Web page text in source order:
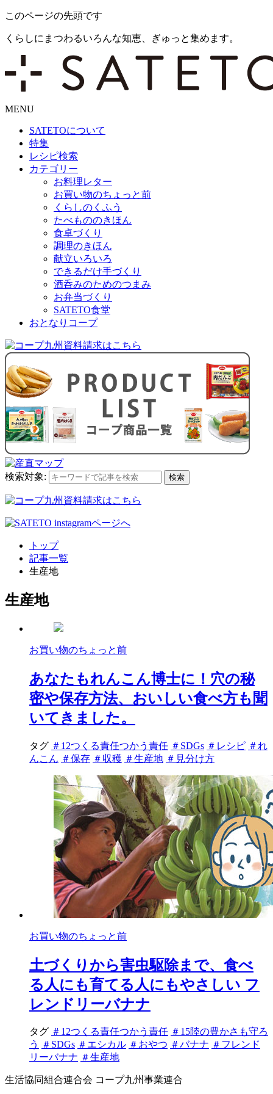
このページの先頭です
くらしにまつわるいろんな知恵、ぎゅっと集めます。
MENU
SATETOについて
特集
レシピ検索
カテゴリー
お料理レター
お買い物のちょっと前
くらしのくふう
たべもののきほん
食卓づくり
調理のきほん
献立いろいろ
できるだけ手づくり
酒呑みのためのつまみ
お弁当づくり
SATETO食堂
おとなりコープ
検索対象: 検索
トップ
記事一覧
生産地
生産地
お買い物のちょっと前
あなたもれんこん博士に！穴の秘
密や保存方法、おいしい食べ方も聞
いてきました。
タグ ＃12つくる責任つかう責任 ＃SDGs ＃レシピ ＃れ
んこん ＃保存 ＃収穫 ＃生産地 ＃見分け方
お買い物のちょっと前
土づくりから害虫駆除まで、食べ
る人にも育てる人にもやさしい フ
レンドリーバナナ
タグ ＃12つくる責任つかう責任 ＃15陸の豊かさも守ろ
う
＃SDGs ＃エシカル ＃おやつ ＃バナナ ＃フレンド
リーバナナ ＃生産地
生活協同組合連合会 コープ九州事業連合